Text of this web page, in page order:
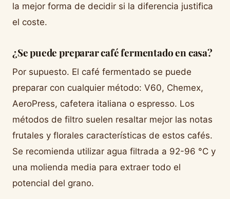
la mejor forma de decidir si la diferencia justifica
el coste.
¿Se puede preparar café fermentado en casa?
Por supuesto. El café fermentado se puede
preparar con cualquier método: V60, Chemex,
AeroPress, cafetera italiana o espresso. Los
métodos de filtro suelen resaltar mejor las notas
frutales y florales características de estos cafés.
Se recomienda utilizar agua filtrada a 92-96 °C y
una molienda media para extraer todo el
potencial del grano.